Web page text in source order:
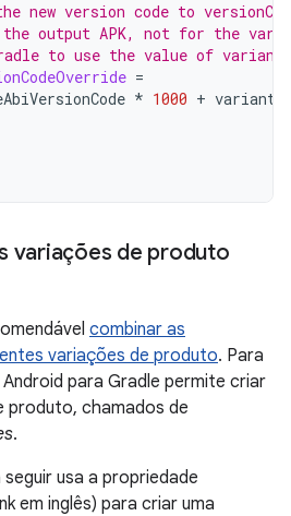
new version code to
output APK, not for the
to use the value of
=
* 1000 + variant
variações de produto
combinar as
variações de produto. Para
para Gradle permite criar
produto, chamados de
.
usa a propriedade
em inglês) para criar uma